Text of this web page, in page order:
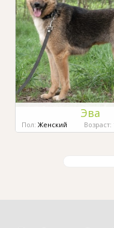
Эва
Пол: Женский Возраст: